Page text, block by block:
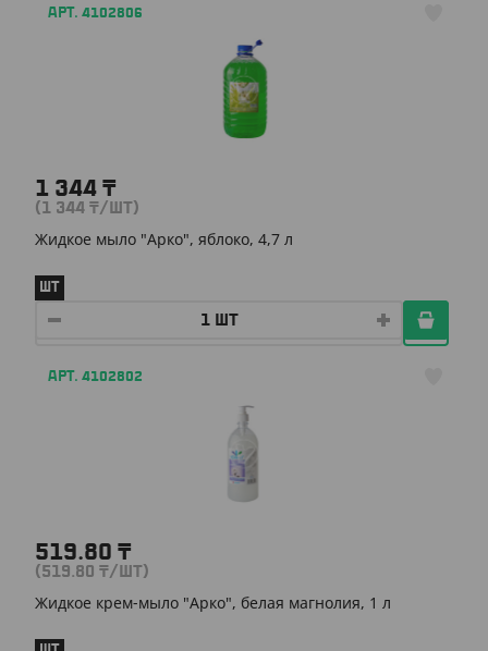
АРТ. 4102806
1 344 ₸
(1 344 ₸/ШТ)
Жидкое мыло "Арко", яблоко, 4,7 л
ШТ
АРТ. 4102802
519.80 ₸
(519.80 ₸/ШТ)
Жидкое крем-мыло "Арко", белая магнолия, 1 л